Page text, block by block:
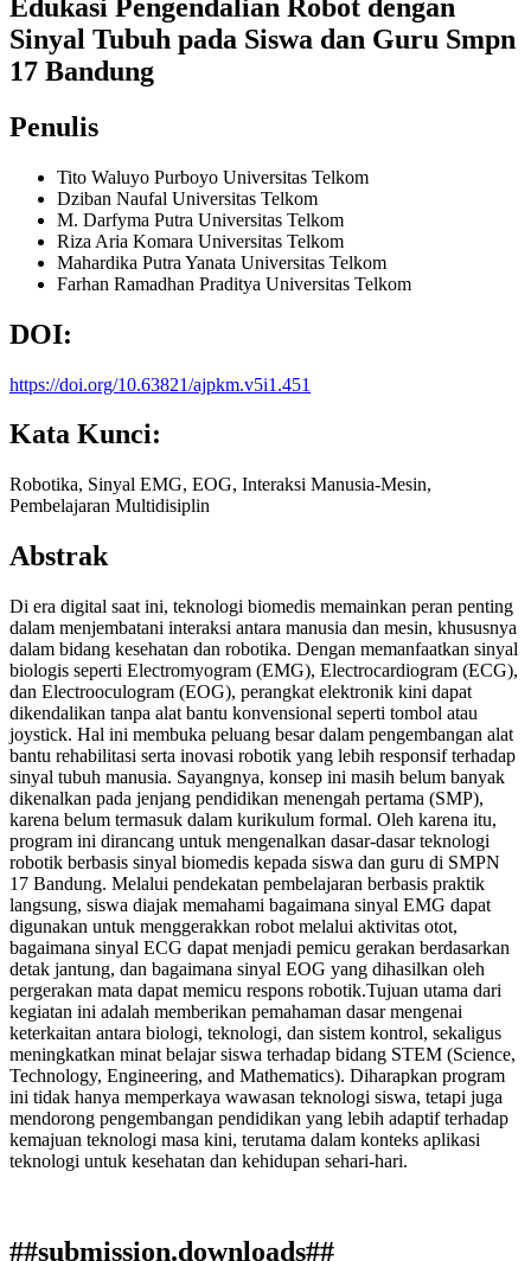
Edukasi Pengendalian Robot dengan
Sinyal Tubuh pada Siswa dan Guru Smpn
17 Bandung
Penulis
Tito Waluyo Purboyo Universitas Telkom
Dziban Naufal Universitas Telkom
M. Darfyma Putra Universitas Telkom
Riza Aria Komara Universitas Telkom
Mahardika Putra Yanata Universitas Telkom
Farhan Ramadhan Praditya Universitas Telkom
DOI:
https://doi.org/10.63821/ajpkm.v5i1.451
Kata Kunci:
Robotika, Sinyal EMG, EOG, Interaksi Manusia-Mesin,
Pembelajaran Multidisiplin
Abstrak
Di era digital saat ini, teknologi biomedis memainkan peran penting
dalam menjembatani interaksi antara manusia dan mesin, khususnya
dalam bidang kesehatan dan robotika. Dengan memanfaatkan sinyal
biologis seperti Electromyogram (EMG), Electrocardiogram (ECG),
dan Electrooculogram (EOG), perangkat elektronik kini dapat
dikendalikan tanpa alat bantu konvensional seperti tombol atau
joystick. Hal ini membuka peluang besar dalam pengembangan alat
bantu rehabilitasi serta inovasi robotik yang lebih responsif terhadap
sinyal tubuh manusia. Sayangnya, konsep ini masih belum banyak
dikenalkan pada jenjang pendidikan menengah pertama (SMP),
karena belum termasuk dalam kurikulum formal. Oleh karena itu,
program ini dirancang untuk mengenalkan dasar-dasar teknologi
robotik berbasis sinyal biomedis kepada siswa dan guru di SMPN
17 Bandung. Melalui pendekatan pembelajaran berbasis praktik
langsung, siswa diajak memahami bagaimana sinyal EMG dapat
digunakan untuk menggerakkan robot melalui aktivitas otot,
bagaimana sinyal ECG dapat menjadi pemicu gerakan berdasarkan
detak jantung, dan bagaimana sinyal EOG yang dihasilkan oleh
pergerakan mata dapat memicu respons robotik.Tujuan utama dari
kegiatan ini adalah memberikan pemahaman dasar mengenai
keterkaitan antara biologi, teknologi, dan sistem kontrol, sekaligus
meningkatkan minat belajar siswa terhadap bidang STEM (Science,
Technology, Engineering, and Mathematics). Diharapkan program
ini tidak hanya memperkaya wawasan teknologi siswa, tetapi juga
mendorong pengembangan pendidikan yang lebih adaptif terhadap
kemajuan teknologi masa kini, terutama dalam konteks aplikasi
teknologi untuk kesehatan dan kehidupan sehari-hari.
##submission.downloads##